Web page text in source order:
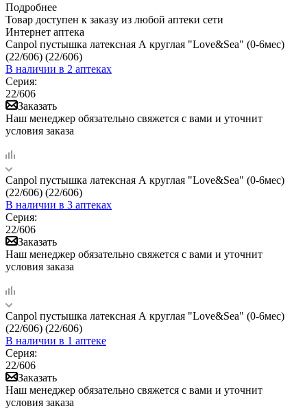
Подробнее
Товар доступен к заказу из любой аптеки сети
Интернет аптека
Canpol пустышка латексная А круглая "Love&Sea" (0-6мес)
(22/606) (22/606)
В наличии в 2 аптеках
Серия:
22/606
Заказать
Наш менеджер обязательно свяжется с вами и уточнит
условия заказа
Canpol пустышка латексная А круглая "Love&Sea" (0-6мес)
(22/606) (22/606)
В наличии в 3 аптеках
Серия:
22/606
Заказать
Наш менеджер обязательно свяжется с вами и уточнит
условия заказа
Canpol пустышка латексная А круглая "Love&Sea" (0-6мес)
(22/606) (22/606)
В наличии в 1 аптеке
Серия:
22/606
Заказать
Наш менеджер обязательно свяжется с вами и уточнит
условия заказа